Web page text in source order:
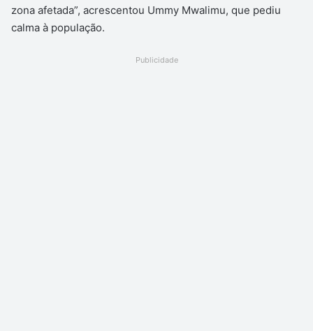
zona afetada”, acrescentou Ummy Mwalimu, que pediu
calma à população.
Publicidade